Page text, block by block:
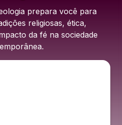
prepara você para
religiosas, ética,
da fé na sociedade